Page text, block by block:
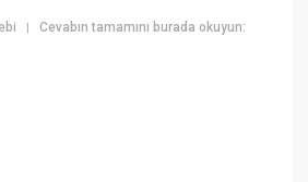
|Cevabın tamamını burada okuyun: